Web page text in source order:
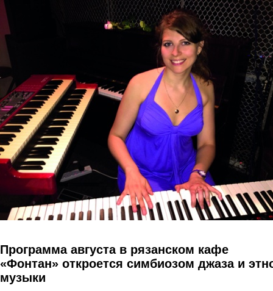
Перейти к основному содержанию
Программа августа в рязанском кафе
«Фонтан» откроется симбиозом джаза и
музыки